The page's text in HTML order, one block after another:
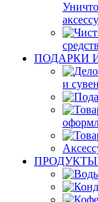
ПОДАРКИ
и